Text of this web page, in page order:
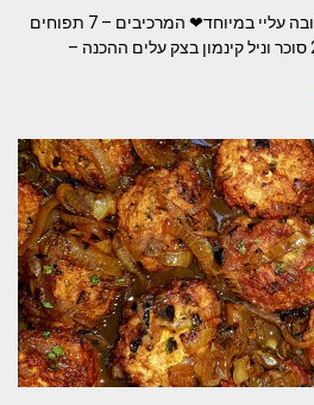
עוגת תפוחים הפוכה עוגה אהובה עליי במיוחד❤ המרכיבים – 7 תפוחים